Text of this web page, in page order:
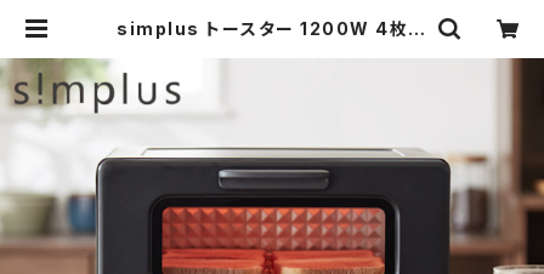
simplus トースター 1200W 4枚焼
クト マット シンプル ピザ おしゃれ シ
ンプラス SP-TF01 一人暮らし | si